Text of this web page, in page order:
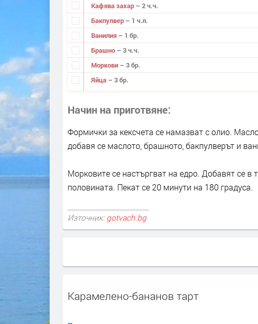
Кафява захар – 2 ч.ч.
Бакпулвер – 1 ч.л.
Ванилия – 1 бр.
Брашно – 3 ч.ч.
Моркови – 3 бр.
Яйца – 3 бр.
Начин на приготвяне
Формички за кексчета се намазват с олио.
добавя се маслото, брашното, бакпулверът и
Морковите се настъргват на едро. Добавят се в
половината. Пекат се 20 минути на 180 градуса.
Източник: gotvach.bg
Карамелено-бананов тарт